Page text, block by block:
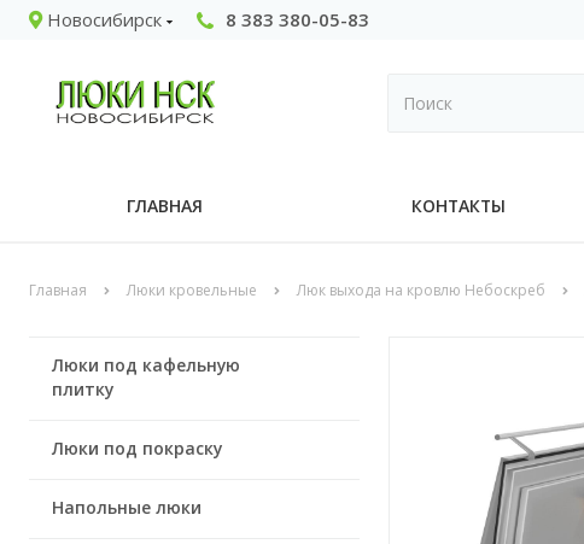
Новосибирск 8 383 380-05-83
ГЛАВНАЯ КОНТАКТЫ
Главная Люки кровельные Люк выхода на кровлю Небоскреб
Люки под кафельную
плитку
Люки под покраску
Напольные люки